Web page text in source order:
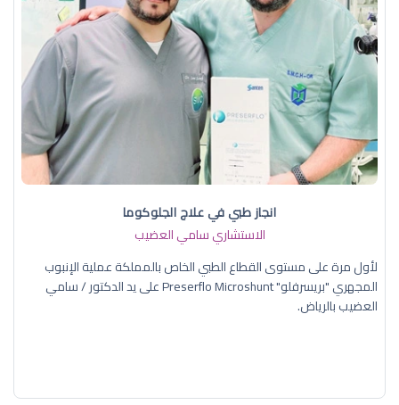
انجاز طبي في علاج الجلوكوما
الاستشاري سامي العضيب
لأول مرة على مستوى القطاع الطبي الخاص بالمملكة عملية الإنبوب
المجهري "بريسرفلو" Preserflo Microshunt على يد الدكتور / سامي
العضيب بالرياض.